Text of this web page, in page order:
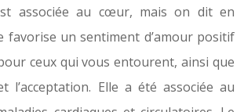
associée au cœur, mais on dit en
favorise un sentiment d’amour positif
ceux qui vous entourent, ainsi que
l’acceptation. Elle a été associée au